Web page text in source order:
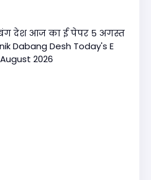
देश आज का ई पेपर 5 अगस्त
Dabang Desh Today's E
2026